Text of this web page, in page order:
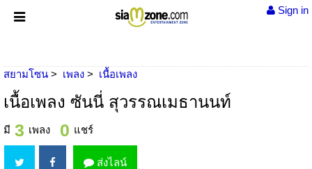
Sign in
สยามโซน เพลง เนื้อเพลง
เนื้อเพลง ซันนี่ สุวรรณเมธานนท์
มี 3 เพลง 0 แชร์
ส่งไลน์